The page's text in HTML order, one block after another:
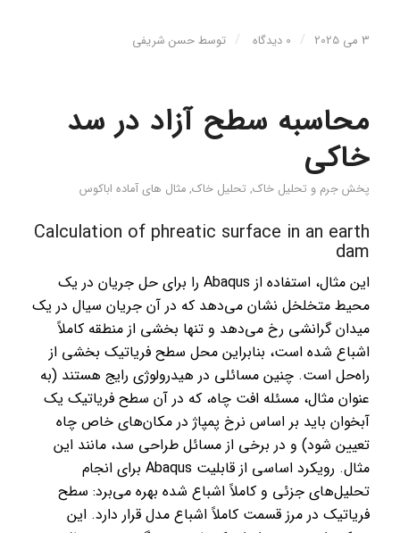
3 می 2025 / 0 دیدگاه / توسطحسن شریفی
محاسبه سطح آزاد در سد
خاکی
پخش جرم و تحلیل خاک, تحلیل خاک, مثال های آماده اباکوس
Calculation of phreatic surface in an earth
dam
این مثال، استفاده از Abaqus را برای حل جریان در یک
محیط متخلخل نشان می‌دهد که در آن جریان سیال در یک
میدان گرانشی رخ می‌دهد و تنها بخشی از منطقه کاملاً
اشباع شده است، بنابراین محل سطح فریاتیک بخشی از
راه‌حل است. چنین مسائلی در هیدرولوژی رایج هستند (به
عنوان مثال، مسئله افت چاه، که در آن سطح فریاتیک یک
آبخوان باید بر اساس نرخ پمپاژ در مکان‌های خاص چاه
تعیین شود) و در برخی از مسائل طراحی سد، مانند این
مثال. رویکرد اساسی از قابلیت Abaqus برای انجام
تحلیل‌های جزئی و کاملاً اشباع شده بهره می‌برد: سطح
فریاتیک در مرز قسمت کاملاً اشباع مدل قرار دارد. این